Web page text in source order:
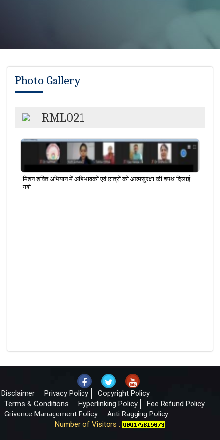
Photo Gallery
RML021
मिशन शक्ति अभियान में अभिभावकों एवं छात्रों को आत्मसुरक्षा की शपथ दिलाई
गयी
Disclaimer Privacy Policy
Copyright Policy
Terms & Conditions
Hyperlinking Policy
Fee Refund Policy
Grivence Management Policy
Anti Ragging Policy
Number of Visitors :